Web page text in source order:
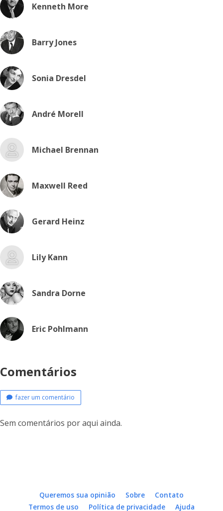
Kenneth More
Barry Jones
Sonia Dresdel
André Morell
Michael Brennan
Maxwell Reed
Gerard Heinz
Lily Kann
Sandra Dorne
Eric Pohlmann
Comentários
fazer um comentário
Sem comentários por aqui ainda.
Queremos sua opinião Sobre
Contato
Termos de uso
Política de privacidade Ajuda